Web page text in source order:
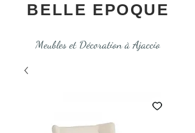
BELLE EPOQUE
Meubles et Décoration à Ajaccio